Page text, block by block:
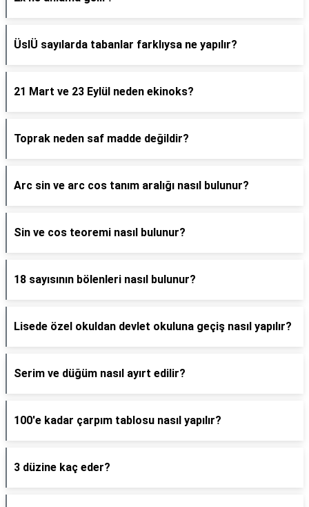
ÜslÜ sayılarda tabanlar farklıysa ne yapılır?
21 Mart ve 23 Eylül neden ekinoks?
Toprak neden saf madde değildir?
Arc sin ve arc cos tanım aralığı nasıl bulunur?
Sin ve cos teoremi nasıl bulunur?
18 sayısının bölenleri nasıl bulunur?
Lisede özel okuldan devlet okuluna geçiş nasıl yapılır?
Serim ve düğüm nasıl ayırt edilir?
100'e kadar çarpım tablosu nasıl yapılır?
3 düzine kaç eder?